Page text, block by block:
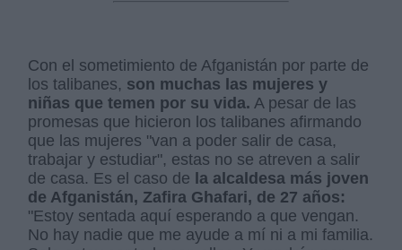
Con el sometimiento de Afganistán por parte de
los talibanes, son muchas las mujeres y
niñas que temen por su vida. A pesar de las
promesas que hicieron los talibanes afirmando
que las mujeres "van a poder salir de casa,
trabajar y estudiar", estas no se atreven a salir
de casa. Es el caso de la alcaldesa más joven
de Afganistán, Zafira Ghafari, de 27 años:
"Estoy sentada aquí esperando a que vengan.
No hay nadie que me ayude a mí ni a mi familia.